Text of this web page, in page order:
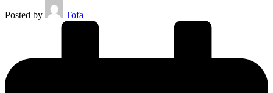
Posted by
Tofa